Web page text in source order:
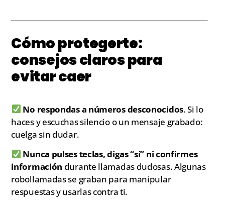
Cómo protegerte:
consejos claros para
evitar caer
No respondas a números desconocidos. Si lo
haces y escuchas silencio o un mensaje grabado:
cuelga sin dudar.
Nunca pulses teclas, digas “sí” ni confirmes
información durante llamadas dudosas. Algunas
robollamadas se graban para manipular
respuestas y usarlas contra ti.